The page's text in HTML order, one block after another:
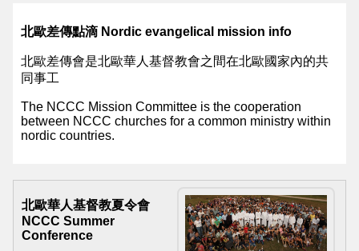
北
歐
華
人
基
教
會
维
北歐差傳點滴 Nordic evangelical mission info
北歐差傳會是北歐華人基督教會之間在北歐國家內的共
同事工
The NCCC Mission Committee is the cooperation
between NCCC churches for a common ministry within
nordic countries.
北歐華人基督教夏令會
NCCC Summer
Conference